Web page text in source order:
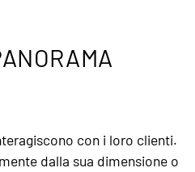
con i loro clienti.
dalla sua dimensione o